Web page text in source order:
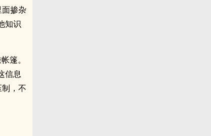
掺杂
知识
篷。
信息
，不